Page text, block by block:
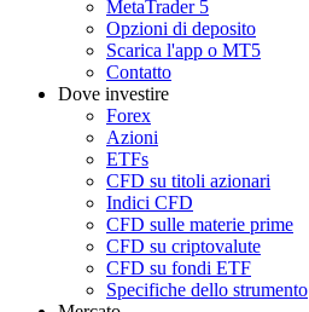
MetaTrader 5
Opzioni di deposito
Scarica l'app o MT5
Contatto
Dove investire
Forex
Azioni
ETFs
CFD su titoli azionari
Indici CFD
CFD sulle materie prime
CFD su criptovalute
CFD su fondi ETF
Specifiche dello strumento